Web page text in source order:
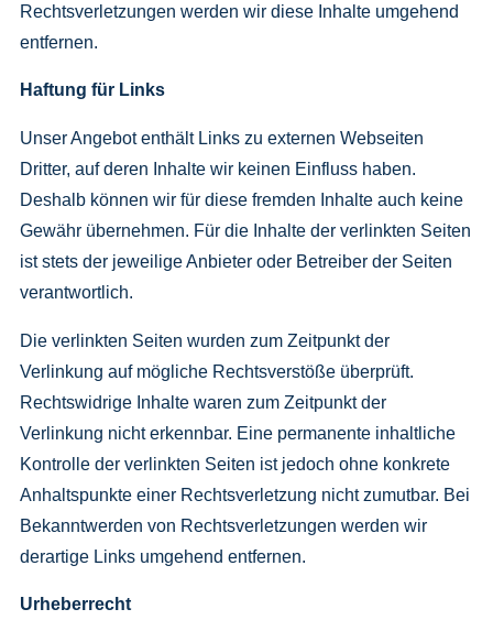
Rechtsverletzungen werden wir diese Inhalte umgehend
entfernen.
Haftung für Links
Unser Angebot enthält Links zu externen Webseiten
Dritter, auf deren Inhalte wir keinen Einfluss haben.
Deshalb können wir für diese fremden Inhalte auch keine
Gewähr übernehmen. Für die Inhalte der verlinkten Seiten
ist stets der jeweilige Anbieter oder Betreiber der Seiten
verantwortlich.
Die verlinkten Seiten wurden zum Zeitpunkt der
Verlinkung auf mögliche Rechtsverstöße überprüft.
Rechtswidrige Inhalte waren zum Zeitpunkt der
Verlinkung nicht erkennbar. Eine permanente inhaltliche
Kontrolle der verlinkten Seiten ist jedoch ohne konkrete
Anhaltspunkte einer Rechtsverletzung nicht zumutbar. Bei
Bekanntwerden von Rechtsverletzungen werden wir
derartige Links umgehend entfernen.
Urheberrecht